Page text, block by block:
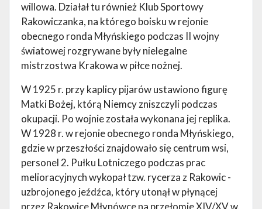
willowa. Działał tu również Klub Sportowy
Rakowiczanka, na którego boisku w rejonie
obecnego ronda Młyńskiego podczas II wojny
światowej rozgrywane były nielegalne
mistrzostwa Krakowa w piłce nożnej.
W 1925 r. przy kaplicy pijarów ustawiono figurę
Matki Bożej, którą Niemcy zniszczyli podczas
okupacji. Po wojnie została wykonana jej replika.
W 1928 r. w rejonie obecnego ronda Młyńskiego,
gdzie w przeszłości znajdowało się centrum wsi,
personel 2. Pułku Lotniczego podczas prac
melioracyjnych wykopał tzw. rycerza z Rakowic -
uzbrojonego jeźdźca, który utonął w płynącej
przez Rakowice Młynówce na przełomie XIV/XV w.